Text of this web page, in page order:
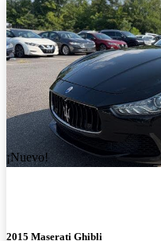
¡Nuevo!
2015 Maserati Ghibli